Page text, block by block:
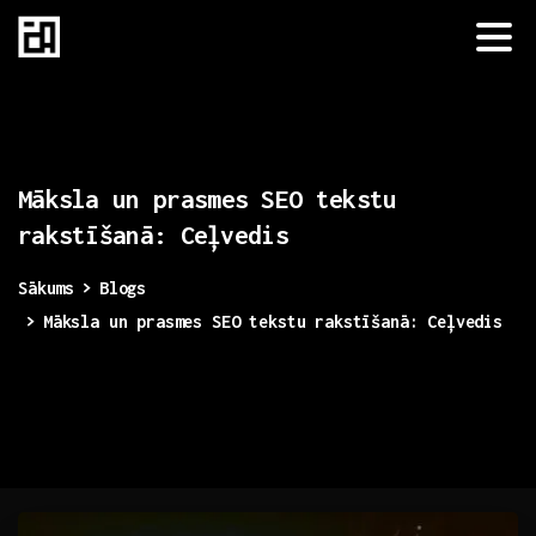
Māksla un prasmes SEO tekstu
rakstīšanā:
Ceļvedis
Sākums
Blogs
Māksla un prasmes SEO tekstu rakstīšanā: Ceļvedis